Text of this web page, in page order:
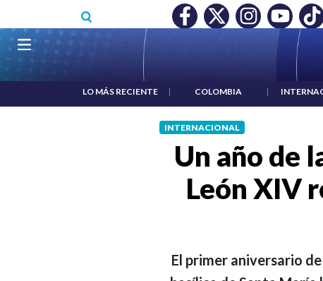
NO DESTRUYÓ EMPLEO: JP MORGAN | "HABLAR NO ES
Navegación principal
LO MÁS RECIENTE | COLOMBIA |
INTERNACIONAL
Un año de
León XIV
El primer aniversario